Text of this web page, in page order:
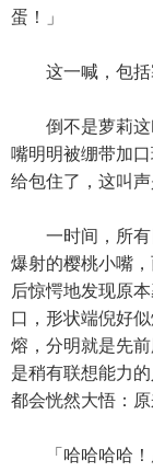
蛋！」
这一喊，包括
倒不是萝莉这
嘴明明被绷带加
给包住了，这叫
一时间，所有
爆射的樱桃小嘴
后惊愕地发现原
口，形状端倪好
熔，分明就是先
是稍有联想能力的
都会恍然大悟：
「哈哈哈哈！